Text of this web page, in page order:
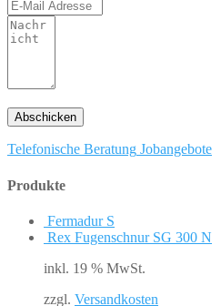
Telefonische Beratung Jobangebote
Produkte
Fermadur S
Rex Fugenschnur SG 300 N
inkl. 19 % MwSt.
zzgl. Versandkosten